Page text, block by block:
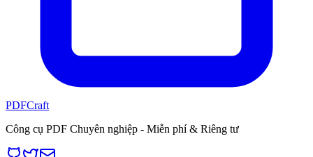
PDFCraft
Công cụ PDF Chuyên nghiệp - Miễn phí & Riêng tư